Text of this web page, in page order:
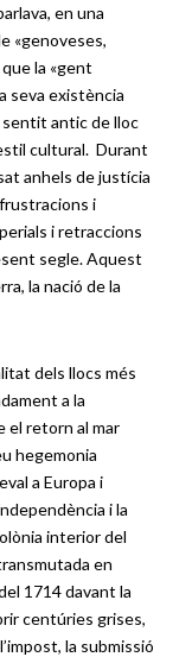
en una
«genoveses,
la «gent
seva existència
sentit antic de lloc
cultural. Durant
anhels de justícia
i
i retraccions
segle. Aquest
la nació de la
dels llocs més
a la
el retorn al mar
hegemonia
a Europa i
i la
interior del
en
1714 davant la
centúries grises,
la submissió